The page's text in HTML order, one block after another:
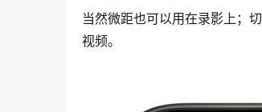
当然微距也可以用在录影上；
视频。